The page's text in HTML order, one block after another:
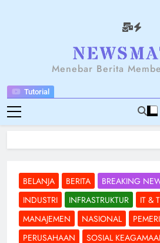
Tutorial
Menebar Berita
BELANJA BERITA BREAKING
INDUSTRI
INFRASTRUKTUR
IT &
MANAJEMEN
NASIONAL
PERUSAHAAN
SOSIAL